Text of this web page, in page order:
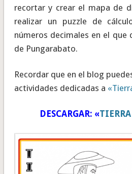
recortar y crear el mapa de
realizar un puzzle de
números decimales en el que
de Pungarabato.
Recordar que en el blog
actividades dedicadas a
DESCARGAR: «